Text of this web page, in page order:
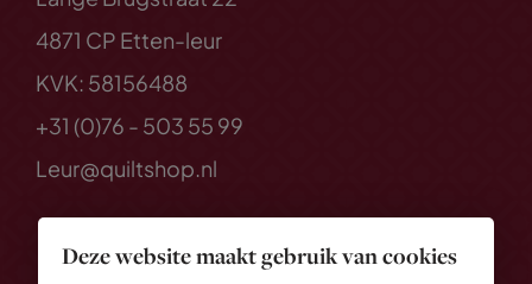
Deze website maakt gebruik van cookies
4871 CP Etten-leur
KVK: 58156488
+31 (0)76 - 503 55 99
Leur@quiltshop.nl